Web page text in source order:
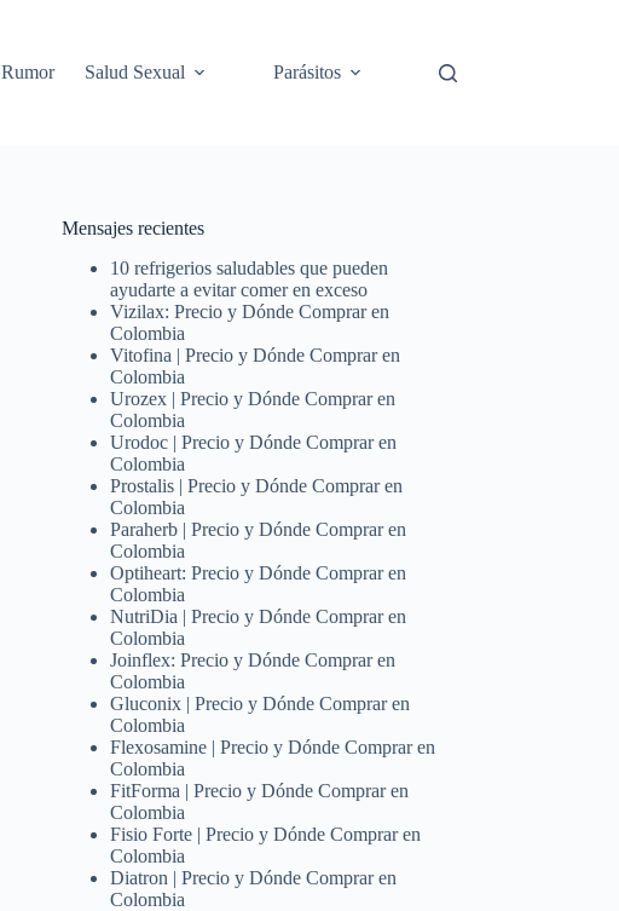
Rumor Salud Sexual Parásitos
Mensajes recientes
10 refrigerios saludables que pueden
ayudarte a evitar comer en exceso
Vizilax: Precio y Dónde Comprar en
Colombia
Vitofina | Precio y Dónde Comprar en
Colombia
Urozex | Precio y Dónde Comprar en
Colombia
Urodoc | Precio y Dónde Comprar en
Colombia
Prostalis | Precio y Dónde Comprar en
Colombia
Paraherb | Precio y Dónde Comprar en
Colombia
Optiheart: Precio y Dónde Comprar en
Colombia
NutriDia | Precio y Dónde Comprar en
Colombia
Joinflex: Precio y Dónde Comprar en
Colombia
Gluconix | Precio y Dónde Comprar en
Colombia
Flexosamine | Precio y Dónde Comprar en
Colombia
FitForma | Precio y Dónde Comprar en
Colombia
Fisio Forte | Precio y Dónde Comprar en
Colombia
Diatron | Precio y Dónde Comprar en
Colombia